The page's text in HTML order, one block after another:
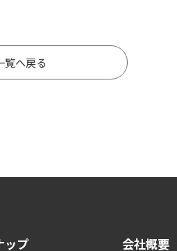
覧へ戻る
ップ 会社概要